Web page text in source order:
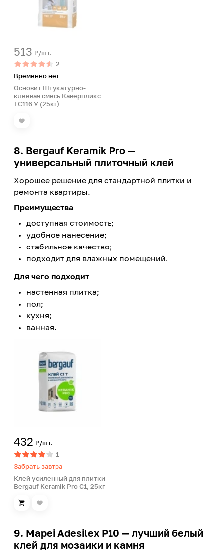
513 ₽/шт.
2
Временно нет
Основит Штукатурно-
клеевая смесь Каверпликс
ТС116 У (25кг)
8. Bergauf Keramik Pro —
универсальный плиточный клей
Хорошее решение для стандартной плитки и
ремонта квартиры.
Преимущества
доступная стоимость;
удобное нанесение;
стабильное качество;
подходит для влажных помещений.
Для чего подходит
настенная плитка;
пол;
кухня;
ванная.
432 ₽/шт.
1
Забрать завтра
Клей усиленный для плитки
Bergauf Keramik Pro С1, 25кг
9. Mapei Adesilex P10 — лучший белый
клей для мозаики и камня